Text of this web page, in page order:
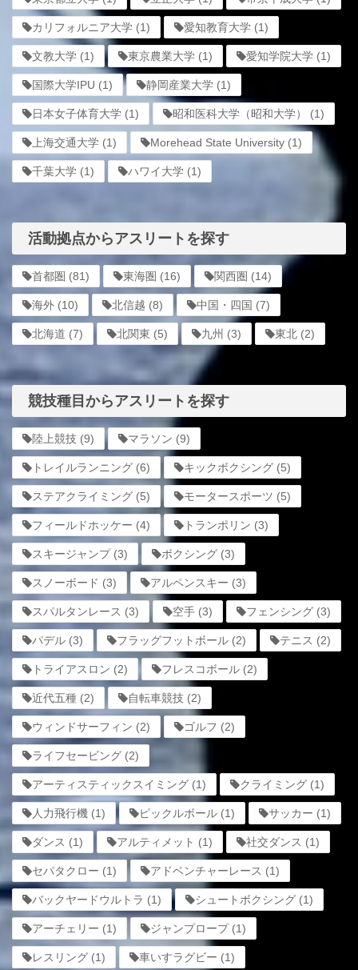
カリフォルニア大学 (1) 愛知教育大学 (1)
文教大学 (1) 東京農業大学 (1) 愛知学院大学 (1)
国際大学IPU (1) 静岡産業大学 (1)
日本女子体育大学 (1) 昭和医科大学（昭和大学） (1)
上海交通大学 (1) Morehead State University (1)
千葉大学 (1) ハワイ大学 (1)
活動拠点からアスリートを探す
首都圏 (81) 東海圏 (16) 関西圏 (14)
海外 (10) 北信越 (8) 中国・四国 (7)
北海道 (7) 北関東 (5) 九州 (3) 東北 (2)
競技種目からアスリートを探す
陸上競技 (9) マラソン (9)
トレイルランニング (6) キックボクシング (5)
ステアクライミング (5) モータースポーツ (5)
フィールドホッケー (4) トランポリン (3)
スキージャンプ(3) ボクシング (3)
スノーボード (3) アルペンスキー (3)
スパルタンレース (3) 空手 (3) フェンシング (3)
パデル (3) フラッグフットボール (2) テニス (2)
トライアスロン (2) フレスコボール (2)
近代五種 (2) 自転車競技 (2)
ウィンドサーフィン (2) ゴルフ (2)
ライフセービング (2)
アーティスティックスイミング (1) クライミング (1)
人力飛行機 (1) ピックルボール (1) サッカー (1)
ダンス (1) アルティメット (1) 社交ダンス (1)
セパタクロー (1) アドベンチャーレース (1)
バックヤードウルトラ (1) シュートボクシング (1)
アーチェリー (1) ジャンプロープ(1)
レスリング (1) 車いすラグビー (1)